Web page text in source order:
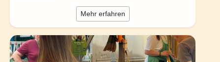
Mehr erfahren